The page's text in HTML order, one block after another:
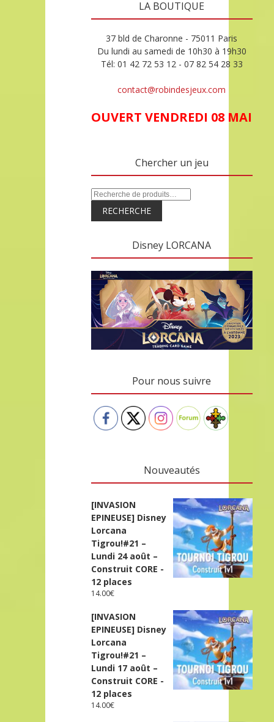
LA BOUTIQUE
37 bld de Charonne - 75011 Paris
Du lundi au samedi de 10h30 à 19h30
Tél: 01 42 72 53 12 - 07 82 54 28 33
contact@robindesjeux.com
OUVERT VENDREDI 08 MAI
Chercher un jeu
RECHERCHE
Disney LORCANA
Pour nous suivre
Nouveautés
[INVASION
EPINEUSE] Disney
Lorcana
Tigrou!#21 –
Lundi 24 août –
Construit CORE -
12 places
14.00€
[INVASION
EPINEUSE] Disney
Lorcana
Tigrou!#21 –
Lundi 17 août –
Construit CORE -
12 places
14.00€